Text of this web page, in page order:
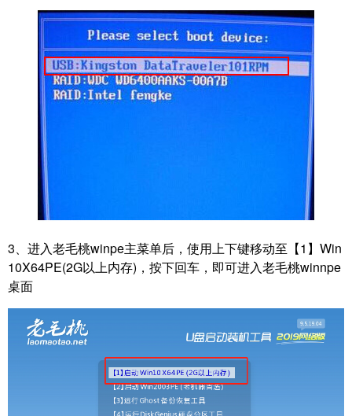
3、 进入老毛桃winpe主菜单后，使用上下键移动至【1】Win
10X64PE(2G以上内存)，按下回车，即可进入老毛桃winnpe
桌面